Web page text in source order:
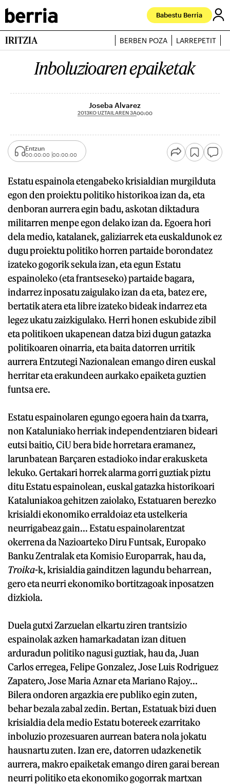
Babestu Berria
IRITZIA BERBEN POZA LARREPETIT
Inboluzioaren epaiketak
Joseba Alvarez
2013KO UZTAILAREN 3A00:00
Entzun
00:00:00 00:00:00
Estatu espainola etengabeko krisialdian murgilduta
egon den proiektu politiko historikoa izan da, eta
denboran aurrera egin badu, askotan diktadura
militarren menpe egon delako izan da. Egoera hori
dela medio, katalanek, galiziarrek eta euskaldunok ez
dugu proiektu politiko horren partaide borondatez
izateko gogorik sekula izan, eta egun Estatu
espainoleko (eta frantseseko) partaide bagara,
indarrez inposatu zaigulako izan da eta, batez ere,
bertatik atera eta libre izateko bideak indarrez eta
legez ukatu zaizkigulako. Herri honen eskubide zibil
eta politikoen ukapenean datza bizi dugun gatazka
politikoaren oinarria, eta baita datorren urritik
aurrera Entzutegi Nazionalean emango diren euskal
herritar eta erakundeen aurkako epaiketa guztien
funtsa ere.
Estatu espainolaren egungo egoera hain da txarra,
non Kataluniako herriak independentziaren bideari
eutsi baitio, CiU bera bide horretara eramanez,
larunbatean Barçaren estadioko indar erakusketa
lekuko. Gertakari horrek alarma gorri guztiak piztu
ditu Estatu espainolean, euskal gatazka historikoari
Kataluniakoa gehitzen zaiolako, Estatuaren berezko
krisialdi ekonomiko erraldoiaz eta ustelkeria
neurrigabeaz gain... Estatu espainolarentzat
okerrena da Nazioarteko Diru Funtsak, Europako
Banku Zentralak eta Komisio Europarrak, hau da,
Troika-k, krisialdia gainditzen lagundu beharrean,
gero eta neurri ekonomiko bortitzagoak inposatzen
dizkiola.
Duela gutxi Zarzuelan elkartu ziren trantsizio
espainolak azken hamarkadatan izan dituen
arduradun politiko nagusi guztiak, hau da, Juan
Carlos erregea, Felipe Gonzalez, Jose Luis Rodriguez
Zapatero, Jose Maria Aznar eta Mariano Rajoy...
Bilera ondoren argazkia ere publiko egin zuten,
behar bezala zabal zedin. Bertan, Estatuak bizi duen
krisialdia dela medio Estatu botereek ezarritako
inboluzio prozesuaren aurrean batera nola jokatu
hausnartu zuten. Izan ere, datorren udazkenetik
aurrera, makro epaiketak emango diren garai berean
neurri politiko eta ekonomiko gogorrak martxan